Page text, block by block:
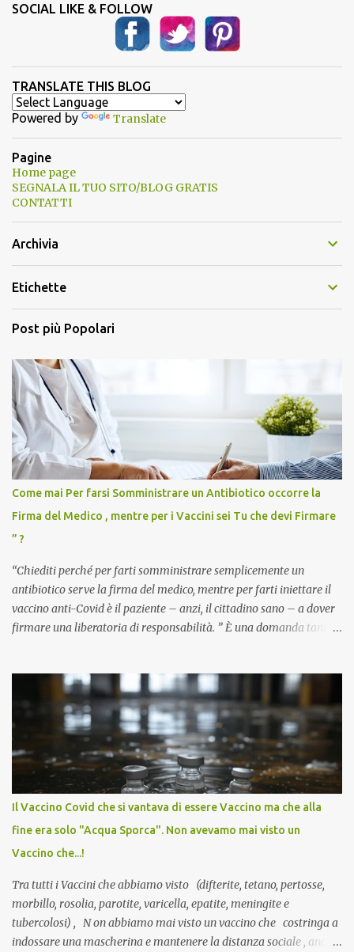
SOCIAL LIKE & FOLLOW
TRANSLATE THIS BLOG
Powered by Translate
Pagine
Home page
SEGNALA IL TUO SITO/BLOG GRATIS
CONTATTI
Archivia
Etichette
Post più Popolari
Come mai Per farsi Somministrare un Antibiotico occorre la
Firma del Medico , mentre per i Vaccini sei Tu che devi Firmare
” ?
“Chiediti perché per farti somministrare semplicemente un
antibiotico serve la firma del medico, mentre per farti iniettare il
vaccino anti-Covid è il paziente – anzi, il cittadino sano – a dover
firmare una liberatoria di responsabilità. ” È una domanda tanto
pandemia. Un interrogativo che dovrebbe scuotere chiunque abbia
ancora il coraggio di pensare con la propria testa. Per il vaccino
anti-Covid, un pro-farmaco, con autorizzazione condizionata,
sviluppato in tempi record, con tecnologie mai utilizzate prima su
larga scala, ancora oggetto di studio e di discussione
internazionale serve solo una firma. La tua. Lo si somministra
anche a persone sane, giovani, senza fattori di rischio, spesso già
serve una prescrizione. Non c’è diagnosi. Non c’è presa in carico.
L’unico atto richiesto è una fi...
Il Vaccino Covid che si vantava di essere Vaccino ma che alla
fine era solo "Acqua Sporca". Non avevamo mai visto un
Vaccino che...!
Tra tutti i Vaccini che abbiamo visto (difterite, tetano, pertosse,
morbillo, rosolia, parotite, varicella, epatite, meningite e
tubercolosi) , N on abbiamo mai visto un vaccino che costringa a
indossare una mascherina e mantenere la distanza sociale , anche